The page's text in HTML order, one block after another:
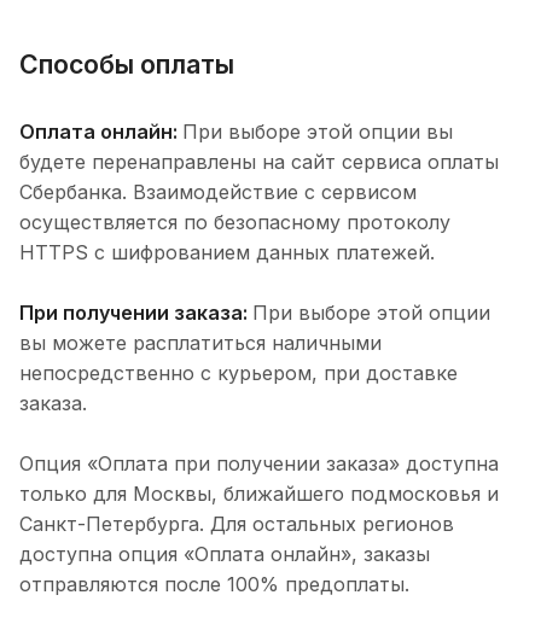
Способы оплаты
Оплата онлайн: При выборе этой опции вы
будете перенаправлены на сайт сервиса оплаты
Сбербанка. Взаимодействие с сервисом
осуществляется по безопасному протоколу
HTTPS с шифрованием данных платежей.
При получении заказа: При выборе этой опции
вы можете расплатиться наличными
непосредственно с курьером, при доставке
заказа.
Опция «Оплата при получении заказа» доступна
только для Москвы, ближайшего подмосковья и
Санкт-Петербурга. Для остальных регионов
доступна опция «Оплата онлайн», заказы
отправляются после 100% предоплаты.